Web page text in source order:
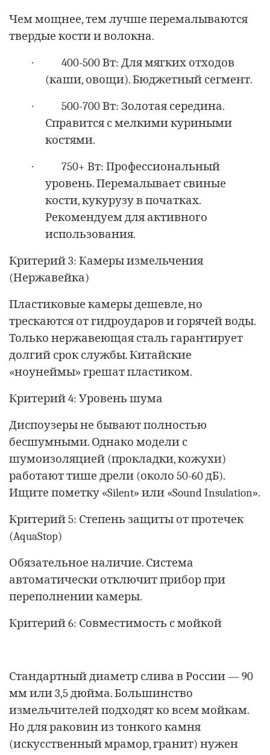
Чем мощнее, тем лучше перемалываются
твердые кости и волокна.
·
400-500 Вт: Для мягких отходов
(каши, овощи). Бюджетный сегмент.
·
500-700 Вт: Золотая середина.
Справится с мелкими куриными
костями.
·
750+ Вт: Профессиональный
уровень. Перемалывает свиные
кости, кукурузу в початках.
Рекомендуем для активного
использования.
Критерий 3: Камеры измельчения
(Нержавейка)
Пластиковые камеры дешевле, но
трескаются от гидроударов и горячей воды.
Только нержавеющая сталь гарантирует
долгий срок службы. Китайские
«ноунеймы» грешат пластиком.
Критерий 4: Уровень шума
Диспоузеры не бывают полностью
бесшумными. Однако модели с
шумоизоляцией (прокладки, кожухи)
работают тише дрели (около 50-60 дБ).
Ищите пометку «Silent» или «Sound Insulation».
Критерий 5: Степень защиты от протечек
(AquaStop)
Обязательное наличие. Система
автоматически отключит прибор при
переполнении камеры.
Критерий 6: Совместимость с мойкой
Стандартный диаметр слива в России — 90
мм или 3,5 дюйма. Большинство
измельчителей подходят ко всем мойкам.
Но для раковин из тонкого камня
(искусственный мрамор, гранит) нужен